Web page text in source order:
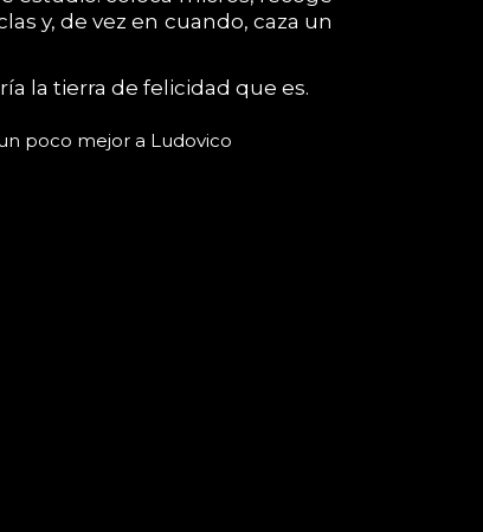
y, de vez en cuando, caza un
la tierra de felicidad que es.
poco mejor a Ludovico